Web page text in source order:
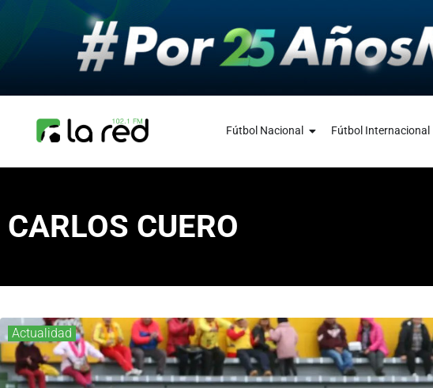
Fútbol Nacional Fútbol Internacional
CARLOS CUERO
Actualidad